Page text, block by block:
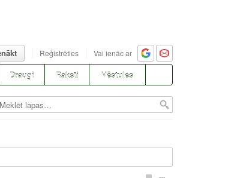
Reģistrēties Vai ienāc ar
Draugi Raksti Vēstules